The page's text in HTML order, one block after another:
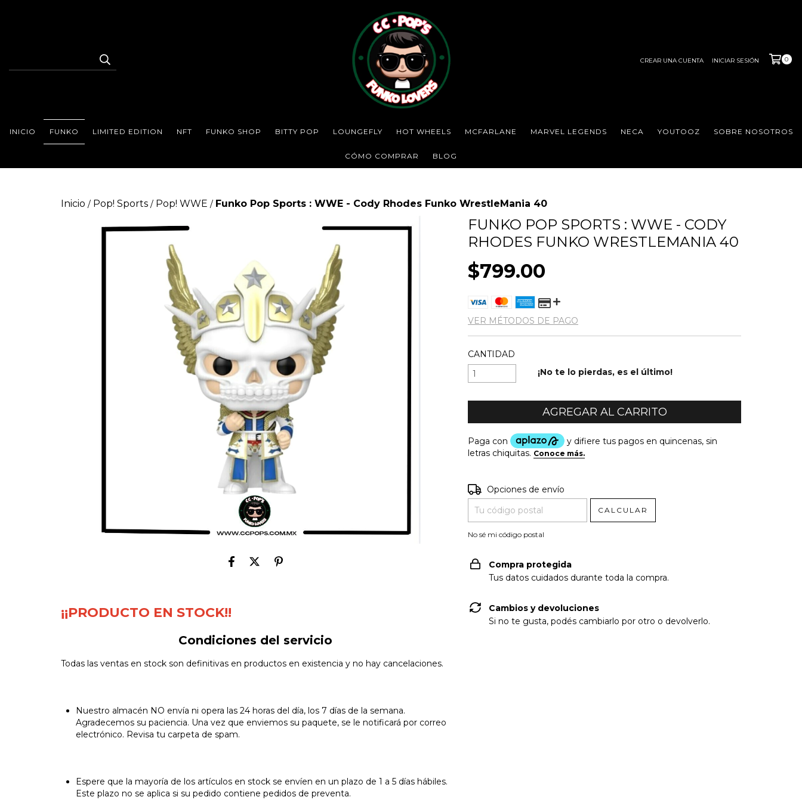
CREAR UNA CUENTA INICIAR SESIÓN 0
INICIO FUNKO LIMITED EDITION NFT FUNKO SHOP BITTY POP LOUNGEFLY HOT WHEELS MCFARLANE MARVEL LEGENDS NECA YOUTOOZ SOBRE NOSOTROS
CÓMO COMPRAR BLOG
Inicio / Pop! Sports / Pop! WWE / Funko Pop Sports : WWE - Cody Rhodes Funko WrestleMania 40
¡¡PRODUCTO EN STOCK!!
Condiciones del servicio
Todas las ventas en stock son definitivas en productos en existencia y no hay cancelaciones.
Nuestro almacén NO envía ni opera las 24 horas del día, los 7 días de la semana.
Agradecemos su paciencia. Una vez que enviemos su paquete, se le notificará por correo
electrónico. Revisa tu carpeta de spam.
Espere que la mayoría de los artículos en stock se envíen en un plazo de 1 a 5 días hábiles.
Este plazo no se aplica si su pedido contiene pedidos de preventa.
FUNKO POP SPORTS : WWE - CODY
RHODES FUNKO WRESTLEMANIA 40
$799.00
VER MÉTODOS DE PAGO
CANTIDAD
¡No te lo pierdas, es el último!
Entregas para el CP:
Opciones de envío
CALCULAR
No sé mi código postal
Compra protegida
Tus datos cuidados durante toda la compra.
Cambios y devoluciones
Si no te gusta, podés cambiarlo por otro o devolverlo.